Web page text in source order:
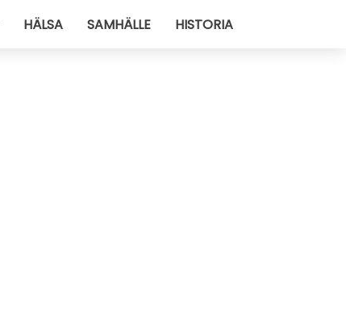
HÄLSA SAMHÄLLE HISTORIA